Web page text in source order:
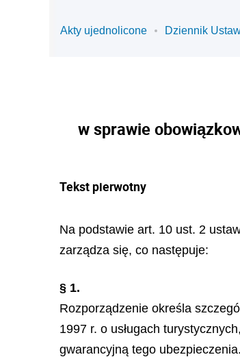
Akty ujednolicone Dziennik
w sprawie
Tekst pierwotny
Na podstawie art. 10 ust. 2
zarządza się, co następuje:
§ 1.
Rozporządzenie określa
1997 r. o usługach
gwarancyjną tego ubezpieczenia.